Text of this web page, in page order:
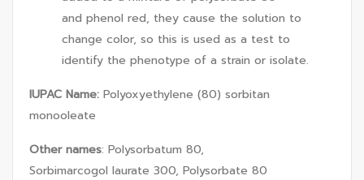
and phenol red, they cause the solution to
change color, so this is used as a test to
identify the phenotype of a strain or isolate.
IUPAC Name: Polyoxyethylene (80) sorbitan
monooleate
Other names: Polysorbatum 80,
Sorbimarcogol laurate 300, Polysorbate 80